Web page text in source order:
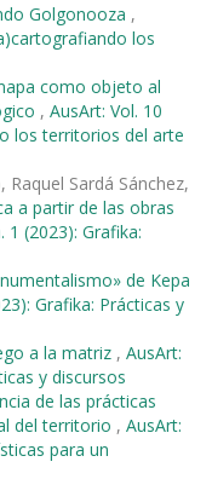
Golgonooza ,
los
como objeto al
, AusArt: Vol. 10
los territorios del arte
Sardá Sánchez,
a partir de las obras
1 (2023): Grafika:
de Kepa
Grafika: Prácticas y
a la matriz , AusArt:
y discursos
de las prácticas
del territorio , AusArt:
para un